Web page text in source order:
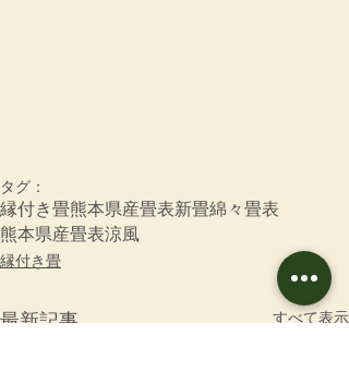
タグ：
縁付き畳熊本県産畳表新畳綿々畳表
熊本県産畳表涼風
縁付き畳
最新記事 すべて表示